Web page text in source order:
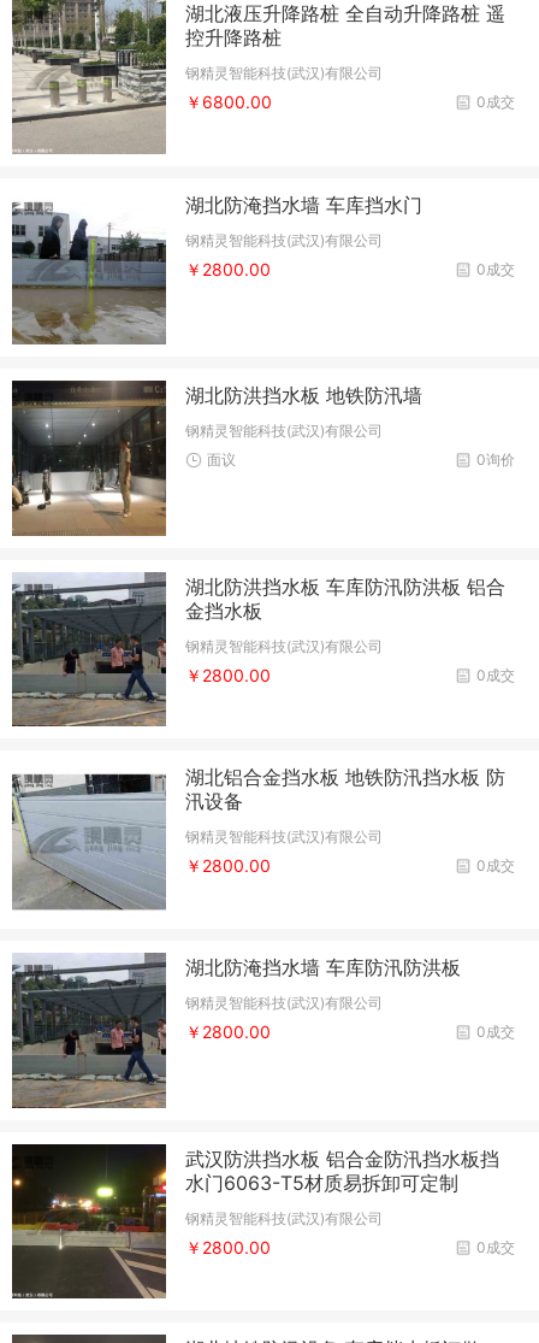
湖北液压升降路桩 全自动升降路桩 遥
控升降路桩
钢精灵智能科技(武汉)有限公司
0成交
￥6800.00
湖北防淹挡水墙 车库挡水门
钢精灵智能科技(武汉)有限公司
0成交
￥2800.00
湖北防洪挡水板 地铁防汛墙
钢精灵智能科技(武汉)有限公司
0询价
面议
湖北防洪挡水板 车库防汛防洪板 铝合
金挡水板
钢精灵智能科技(武汉)有限公司
0成交
￥2800.00
湖北铝合金挡水板 地铁防汛挡水板 防
汛设备
钢精灵智能科技(武汉)有限公司
0成交
￥2800.00
湖北防淹挡水墙 车库防汛防洪板
钢精灵智能科技(武汉)有限公司
0成交
￥2800.00
武汉防洪挡水板 铝合金防汛挡水板挡
水门6063-T5材质易拆卸可定制
钢精灵智能科技(武汉)有限公司
0成交
￥2800.00